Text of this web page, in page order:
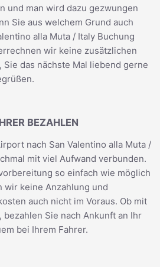
und man wird dazu gezwungen
Sie aus welchem Grund auch
alla Muta / Italy Buchung
wir keine zusätzlichen
Sie das nächste Mal liebend gerne
BEZAHLEN
nach San Valentino alla Muta /
mit viel Aufwand verbunden.
so einfach wie möglich
wir keine Anzahlung und
auch nicht im Voraus. Ob mit
Sie nach Ankunft an Ihr
bei Ihrem Fahrer.